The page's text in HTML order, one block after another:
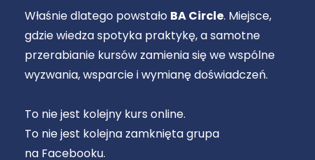
Właśnie dlatego powstało BA Circle. Miejsce,
gdzie wiedza spotyka praktykę, a samotne
przerabianie kursów zamienia się we wspólne
wyzwania, wsparcie i wymianę doświadczeń.
To nie jest kolejny kurs online.
To nie jest kolejna zamknięta grupa
na Facebooku.